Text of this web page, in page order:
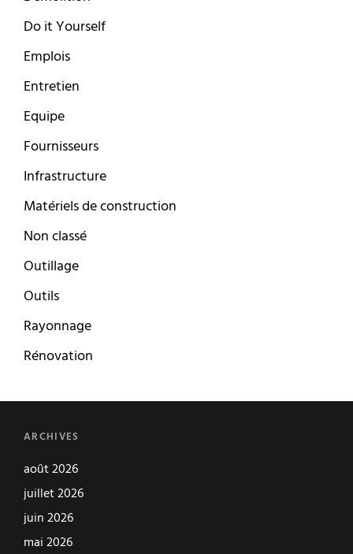
Do it Yourself
Emplois
Entretien
Equipe
Fournisseurs
Infrastructure
Matériels de construction
Non classé
Outillage
Outils
Rayonnage
Rénovation
ARCHIVES
août 2026
juillet 2026
juin 2026
mai 2026